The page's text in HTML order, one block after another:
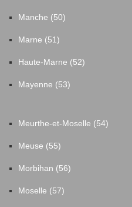
Manche (50)
Marne (51)
Haute-Marne (52)
Mayenne (53)
Meurthe-et-Moselle (54)
Meuse (55)
Morbihan (56)
Moselle (57)